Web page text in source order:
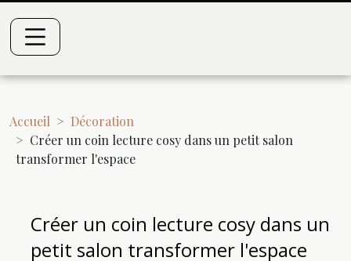
Accueil
Décoration
Créer un coin lecture cosy dans un petit salon
transformer l'espace
Créer un coin lecture cosy dans un
petit salon transformer l'espace